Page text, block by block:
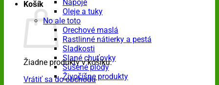
Košík
Žiadne produkty v košíku.
Vrátiť sa do obchodu
Nápoje
Oleje a tuky
No ale toto
Orechové maslá
Rastlinné nátierky a pestá
Sladkosti
Slané chuťovky
Sušené plody
Živočíšne produkty